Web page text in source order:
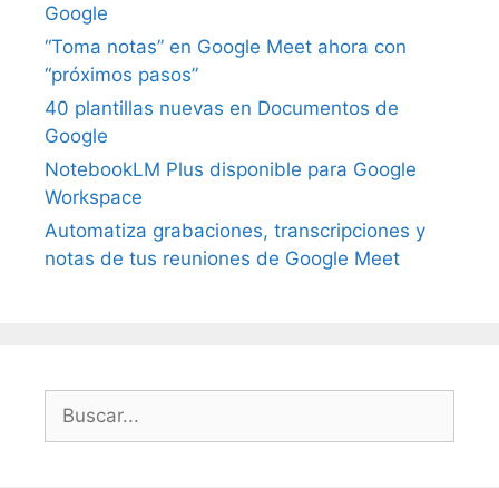
Google
“Toma notas” en Google Meet ahora con
“próximos pasos”
40 plantillas nuevas en Documentos de
Google
NotebookLM Plus disponible para Google
Workspace
Automatiza grabaciones, transcripciones y
notas de tus reuniones de Google Meet